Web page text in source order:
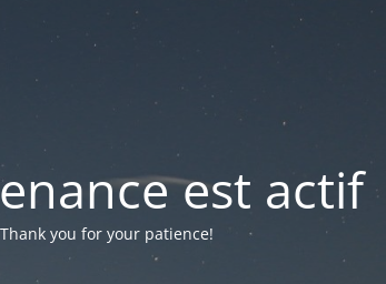
est actif
you for your patience!